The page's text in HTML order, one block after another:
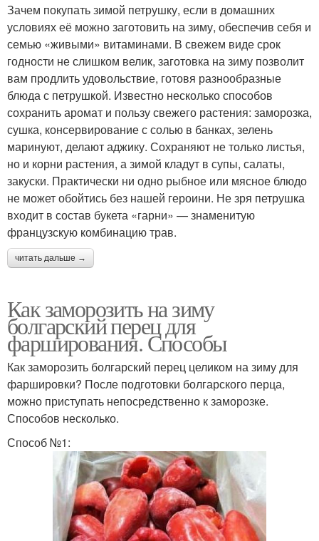
Зачем покупать зимой петрушку, если в домашних
условиях её можно заготовить на зиму, обеспечив себя и
семью «живыми» витаминами. В свежем виде срок
годности не слишком велик, заготовка на зиму позволит
вам продлить удовольствие, готовя разнообразные
блюда с петрушкой. Известно несколько способов
сохранить аромат и пользу свежего растения: заморозка,
сушка, консервирование с солью в банках, зелень
маринуют, делают аджику. Сохраняют не только листья,
но и корни растения, а зимой кладут в супы, салаты,
закуски. Практически ни одно рыбное или мясное блюдо
не может обойтись без нашей героини. Не зря петрушка
входит в состав букета «гарни» — знаменитую
французскую комбинацию трав.
читать дальше →
Как заморозить на зиму
болгарский перец для
фарширования. Способы
Как заморозить болгарский перец целиком на зиму для
фаршировки? После подготовки болгарского перца,
можно приступать непосредственно к заморозке.
Способов несколько.
Способ №1: